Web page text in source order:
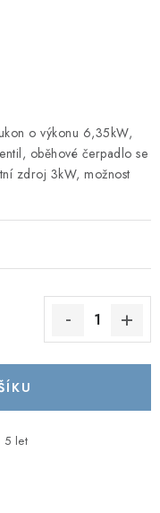
o výkonu 6,35kW,
oběhové čerpadlo se
zdroj 3kW, možnost
5 let